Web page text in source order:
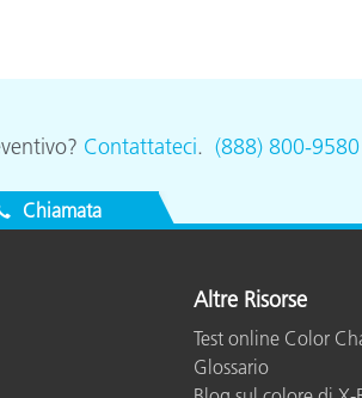
Contattateci. (888) 800-9580
Chiamata
Altre Risorse
Test online Color
Glossario